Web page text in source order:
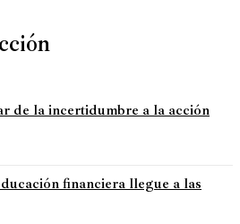
de la incertidumbre a la acción
financiera llegue a las